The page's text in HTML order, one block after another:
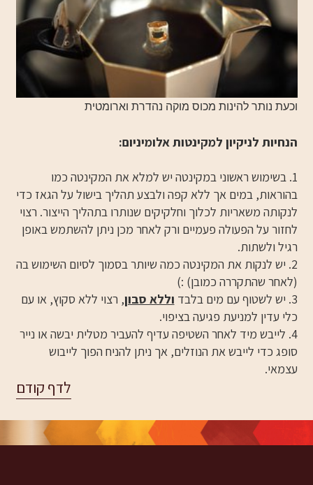
וכעת נותר להינות מכוס מוקה נהדרת וארומטית
הנחיות לניקיון למקינטות אלומיניום:
1. בשימוש ראשוני במקינטה יש למלא את המקינטה כמו
בהוראות, במים אך ללא קפה ולבצע תהליך בישול על הגאז כדי
לנקותה משאריות לכלוך וחלקיקים שנותרו בתהליך הייצור. רצוי
לחזור על הפעולה פעמיים ורק לאחר מכן ניתן להשתמש באופן
רגיל ולשתות.
2. יש לנקות את המקינטה כמה שיותר בסמוך לסיום השימוש בה
(לאחר שהתקררה כמובן) :)
3. יש לשטוף עם מים בלבד
וללא סבון, רצוי ללא סקוץ, או עם
כלי עדין למניעת פגיעה בציפוי.
4. לייבש מיד לאחר השטיפה עדיף להעביר מטלית יבשה או נייר
סופג כדי לייבש את הנוזלים, אך ניתן להניח הפוך לייבוש
עצמאי.